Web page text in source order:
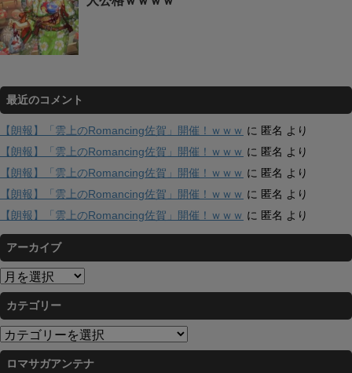
最近のコメント
【朗報】「雲上のRomancing佐賀」開催！ｗｗｗ に 匿名 より
【朗報】「雲上のRomancing佐賀」開催！ｗｗｗ に 匿名 より
【朗報】「雲上のRomancing佐賀」開催！ｗｗｗ に 匿名 より
【朗報】「雲上のRomancing佐賀」開催！ｗｗｗ に 匿名 より
【朗報】「雲上のRomancing佐賀」開催！ｗｗｗ に 匿名 より
アーカイブ
ア
ー
カ
イ
ブ
カテゴリー
カ
テ
ゴロマサガアンテナ